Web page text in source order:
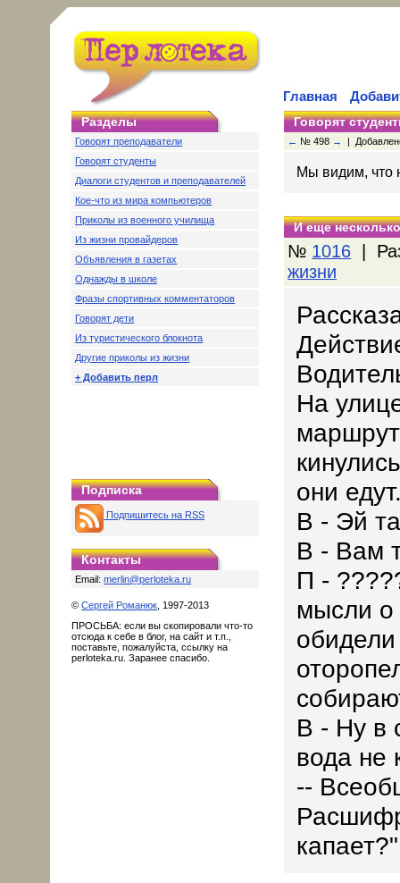
Главная
Разделы
Говорят преподаватели
Говорят студенты
Диалоги студентов и преподавателей
Кое-что из мира компьютеров
Приколы из военного училища
Из жизни провайдеров
Объявления в газетах
Однажды в школе
Фразы спортивных комментаторов
Говорят дети
Из туристического блокнота
Другие приколы из жизни
+ Добавить перл
Подписка
Подпишитесь на RSS
Контакты
Email:merlin@perloteka.ru
©Сергей Романюк , 1997-2013
ПРОСЬБА: если вы скопировали что-то
отсюда к себе в блог, на сайт и т.п.,
поставьте, пожалуйста, ссылку на
perloteka.ru. Заранее спасибо.
Говорят
← № 498 → |
Мы видим, что
И еще
№ 1016 |
жизни
На
они
В - Эй
В - Вам
П -
мысли о
В - Ну в
вода не
--
капает?"